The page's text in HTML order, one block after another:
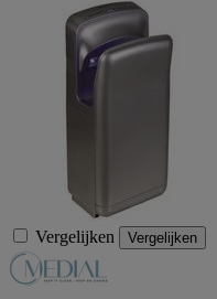
Vergelijken Vergelijken